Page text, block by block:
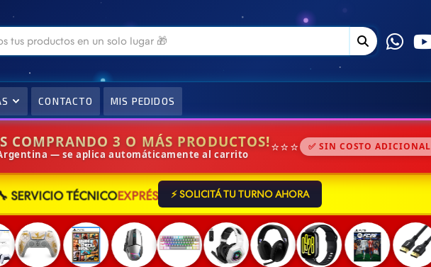
CONTACTO MIS PEDIDOS
COMPRANDO 3 O MÁS PRODUCTOS!
— se aplica automáticamente al carrito ⭐⭐⭐ ✅ SIN COSTO ADICIONAL
SERVICIO TÉCNICOEXPRÉS ⚡ SOLICITÁ TU TURNO AHORA